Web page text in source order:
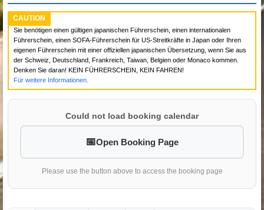
CAUTION
Sie benötigen einen gültigen japanischen Führerschein, einen internationalen
Führerschein, einen SOFA-Führerschein für US-Streitkräfte in Japan oder Ihren
eigenen Führerschein mit einer offiziellen japanischen Übersetzung, wenn Sie aus
der Schweiz, Deutschland, Frankreich, Taiwan, Belgien oder Monaco kommen.
Denken Sie daran! KEIN FÜHRERSCHEIN, KEIN FAHREN!
Für weitere Informationen.
Could not load booking calendar
Open Booking Page
Please use the button above to access the booking page